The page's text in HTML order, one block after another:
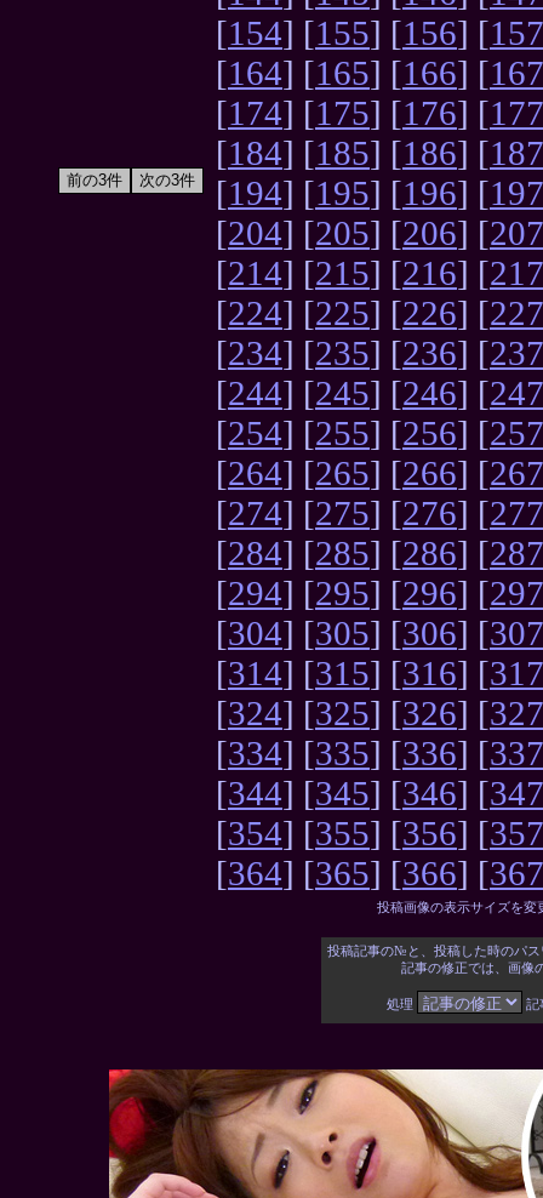
[154] [155] [156] [157
[164] [165] [166] [167
[174] [175] [176] [177
[184] [185] [186] [187
[194] [195] [196] [197
[204] [205] [206] [207
[214] [215] [216] [217
[224] [225] [226] [227
[234] [235] [236] [237
[244] [245] [246] [247
[254] [255] [256] [257
[264] [265] [266] [267
[274] [275] [276] [277
[284] [285] [286] [287
[294] [295] [296] [297
[304] [305] [306] [307
[314] [315] [316] [317
[324] [325] [326] [327
[334] [335] [336] [337
[344] [345] [346] [347
[354] [355] [356] [357
[364] [365] [366] [367
投稿画像の表示サイズを変
投稿記事の№と、投稿した時のパ
記事の修正では、画像
処理 記